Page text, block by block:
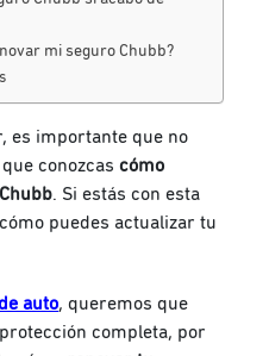
mi seguro Chubb?
es importante que no
conozcascómo
. Si estás con esta
puedes actualizar tu
auto, queremos que
completa, por